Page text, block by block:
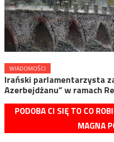
WIADOMOŚCI
Irański parlamentarzysta
Azerbejdżanu” w ramach
PODOBA CI SIĘ TO CO
MAGNA